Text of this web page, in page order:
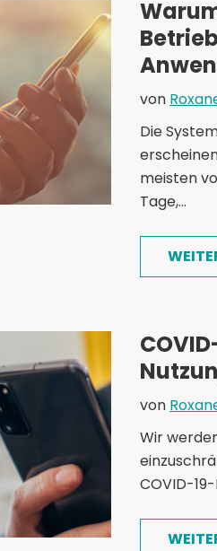
von
Die
meisten
Tage,...
von
Wir
COVID-